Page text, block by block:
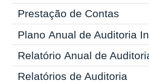
Prestação de Contas
Plano Anual de Auditoria
Relatório Anual de
Relatórios de Auditoria